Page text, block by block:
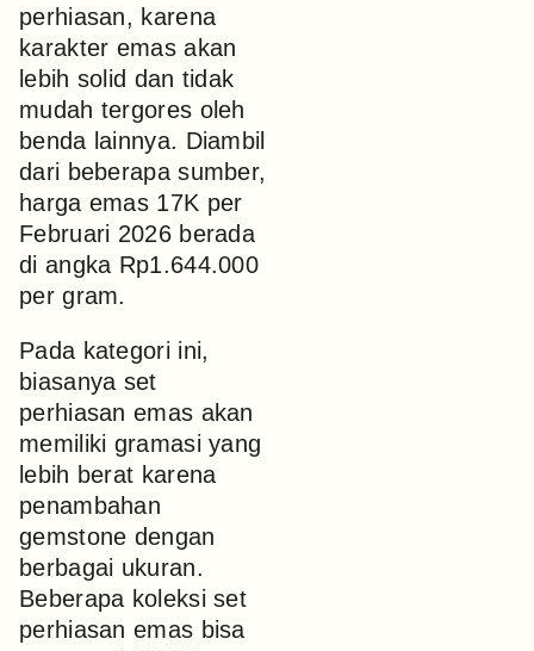
perhiasan, karena
karakter emas akan
lebih solid dan tidak
mudah tergores oleh
benda lainnya. Diambil
dari beberapa sumber,
harga emas 17K per
Februari 2026 berada
di angka Rp1.644.000
per gram.
Pada kategori ini,
biasanya set
perhiasan emas akan
memiliki gramasi yang
lebih berat karena
penambahan
gemstone dengan
berbagai ukuran.
Beberapa koleksi set
perhiasan emas bisa